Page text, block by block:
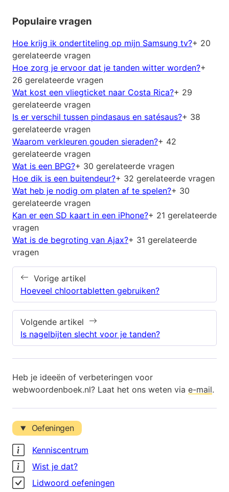
Populaire vragen
Hoe krijg ik ondertiteling op mijn Samsung tv?+ 20
gerelateerde vragen
Hoe zorg je ervoor dat je tanden witter worden?+
26 gerelateerde vragen
Wat kost een vliegticket naar Costa Rica?+ 29
gerelateerde vragen
Is er verschil tussen pindasaus en satésaus?+ 38
gerelateerde vragen
Waarom verkleuren gouden sieraden?+ 42
gerelateerde vragen
Wat is een BPG?+ 30 gerelateerde vragen
Hoe dik is een buitendeur?+ 32 gerelateerde vragen
Wat heb je nodig om platen af te spelen?+ 30
gerelateerde vragen
Kan er een SD kaart in een iPhone?+ 21 gerelateerde
vragen
Wat is de begroting van Ajax?+ 31 gerelateerde
vragen
Vorige artikel
Hoeveel chloortabletten gebruiken?
Volgende artikel
Is nagelbijten slecht voor je tanden?
Heb je ideeën of verbeteringen voor
webwoordenboek.nl? Laat het ons weten via e-mail.
Oefeningen
Kenniscentrum
Wist je dat?
Lidwoord oefeningen